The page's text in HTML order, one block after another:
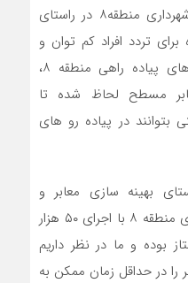
منیری فر با اشاره به اقدامات شهرداری منطقه۸ در راستای
تردد افراد کم توان و
ناتوان گفت: در تمامی پروژه های پیاده راهی منطقه ۸،
مسطح لحاظ شده تا
بتوانند در پیاده رو های
در راستای بهینه سازی معابر و
ساماندهی محیطی شهر، شهرداری منطقه ۸ با اجرای ۵۰ هزار
بوده و ما در نظر داریم
را در حداقل زمان ممکن به